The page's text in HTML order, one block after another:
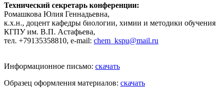
Технический секретарь конференции:
Ромашкова Юлия Геннадьевна,
к.х.н., доцент кафедры биологии, химии и методики обучения
КГПУ им. В.П. Астафьева,
тел. +79135358810, e-mail: chem_kspu@mail.ru
Информационное письмо: скачать
Образец оформления материалов: скачать